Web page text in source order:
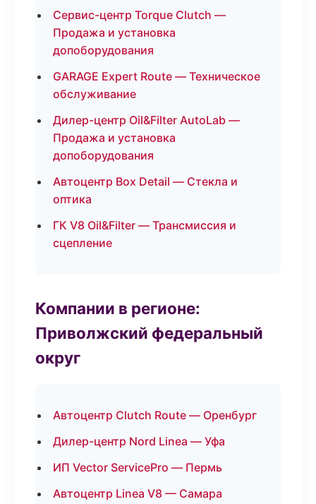
Сервис-центр Torque Clutch —
Продажа и установка
допоборудования
GARAGE Expert Route — Техническое
обслуживание
Дилер-центр Oil&Filter AutoLab —
Продажа и установка
допоборудования
Автоцентр Box Detail — Стекла и
оптика
ГК V8 Oil&Filter — Трансмиссия и
сцепление
Компании в регионе:
Приволжский федеральный
округ
Автоцентр Clutch Route — Оренбург
Дилер-центр Nord Linea — Уфа
ИП Vector ServicePro — Пермь
Автоцентр Linea V8 — Самара